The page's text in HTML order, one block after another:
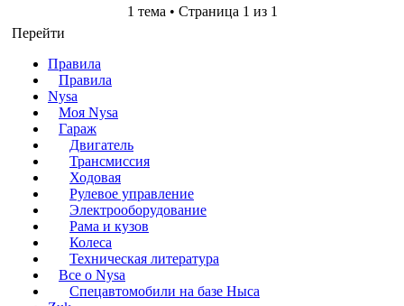
1 тема • Страница 1 из 1
Перейти
Правила
Правила
Nysa
Моя Nysa
Гараж
Двигатель
Трансмиссия
Ходовая
Рулевое управление
Электрооборудование
Рама и кузов
Колеса
Техническая литература
Все о Nysa
Спецавтомобили на базе Ныса